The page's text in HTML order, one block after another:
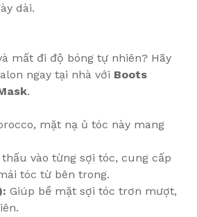
dài.
mất đi độ bóng tự nhiên? Hãy
ngay tại nhà với Boots
.
mặt nạ ủ tóc này mang
vào từng sợi tóc, cung cấp
tóc từ bên trong.
Giúp bề mặt sợi tóc trơn mượt,